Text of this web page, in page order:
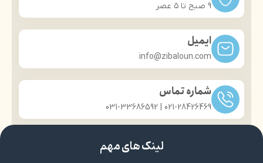
9 صبح تا ۵ عصر
ایمیل
info@zibaloun.com
شماره تماس
021-28426469 | 031-33686592
لینک های مهم